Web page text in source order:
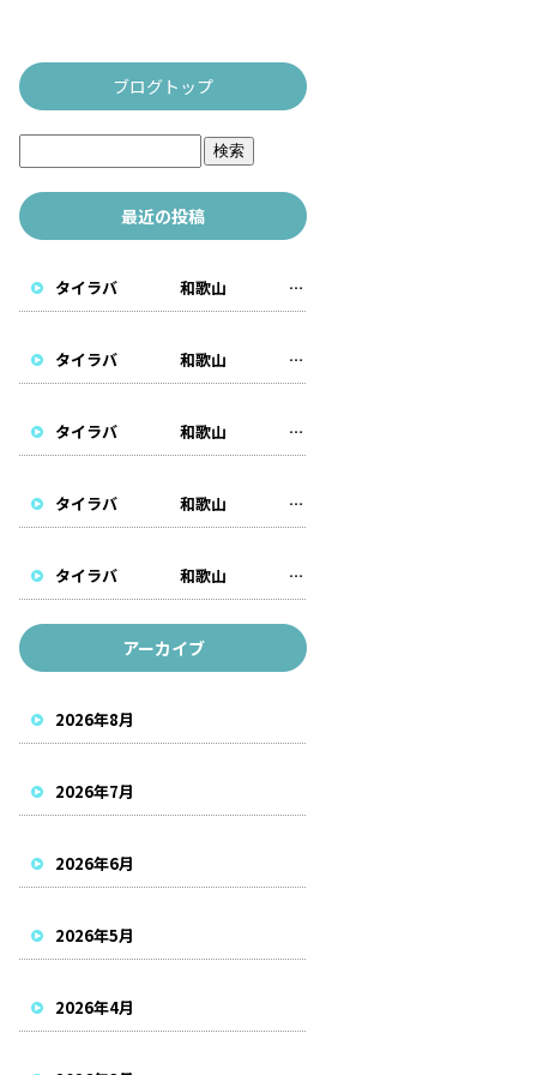
ブログトップ
最近の投稿
タイラバ 和歌山 遊漁船
タイラバ 和歌山 遊漁船
タイラバ 和歌山 遊漁船
タイラバ 和歌山 遊漁船
タイラバ 和歌山 遊漁船
アーカイブ
2026年8月
2026年7月
2026年6月
2026年5月
2026年4月